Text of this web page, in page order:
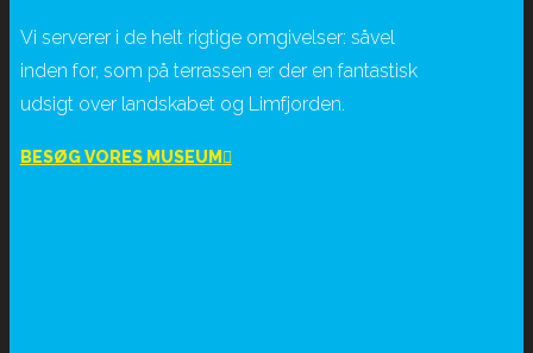
Vi serverer i de helt rigtige omgivelser: såvel
inden for, som på terrassen er der en fantastisk
udsigt over landskabet og Limfjorden.
BESØG VORES MUSEUM